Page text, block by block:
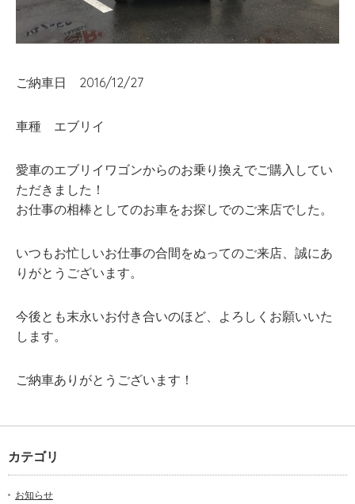
ご納車日 2016/12/27
車種 エブリイ
愛車のエブリイワゴンからのお乗り換えでご購入してい
ただきました！
お仕事の相棒としてのお車をお探しでのご来店でした。
いつもお忙しいお仕事の合間をぬってのご来店、誠にあ
りがとうございます。
今後とも末永いお付き合いのほど、よろしくお願いいた
します。
ご納車ありがとうございます！
カテゴリ
お知らせ